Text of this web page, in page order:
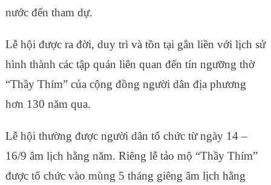
nước đến tham dự.
Lễ hội được ra đời, duy trì và tồn tại gắn liền với lịch sử
hình thành các tập quán liên quan đến tín ngưỡng thờ
“Thầy Thím” của cộng đồng người dân địa phương
hơn 130 năm qua.
Lễ hội thường được người dân tổ chức từ ngày 14 –
16/9 âm lịch hằng năm. Riêng lễ tảo mộ “Thầy Thím”
được tổ chức vào mùng 5 tháng giêng âm lịch hằng